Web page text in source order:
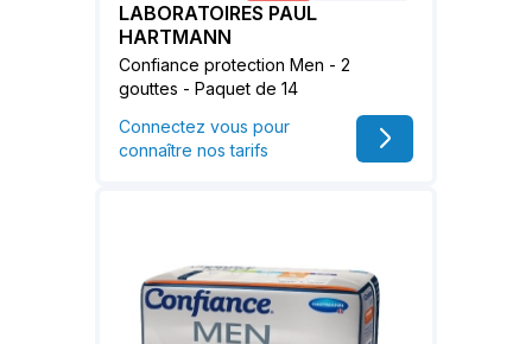
LABORATOIRES PAUL
HARTMANN
Confiance protection Men - 2
gouttes - Paquet de 14
Connectez vous pour
connaître nos tarifs